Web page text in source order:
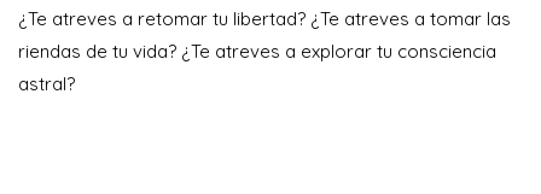
¿Te atreves a retomar tu libertad? ¿Te atreves a tomar las
riendas de tu vida? ¿Te atreves a explorar tu consciencia
astral?